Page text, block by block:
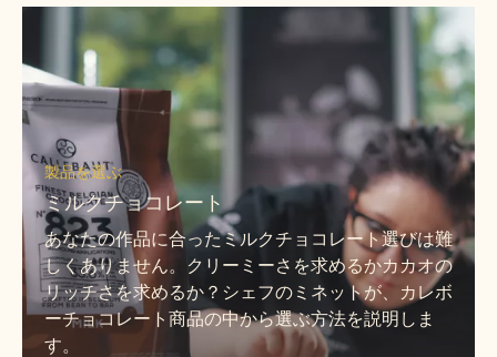
製品を選ぶ
ミルクチョコレート
あなたの作品に合ったミルクチョコレート選びは難
しくありません。クリーミーさを求めるかカカオの
リッチさを求めるか？シェフのミネットが、カレボ
ーチョコレート商品の中から選ぶ方法を説明しま
す。
ビ
デ
オ
を
見
る
オ
を
見
る